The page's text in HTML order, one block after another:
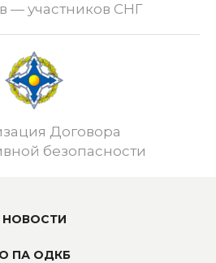
— участников СНГ
Договора
безопасности
НОВОСТИ
О ПА ОДКБ